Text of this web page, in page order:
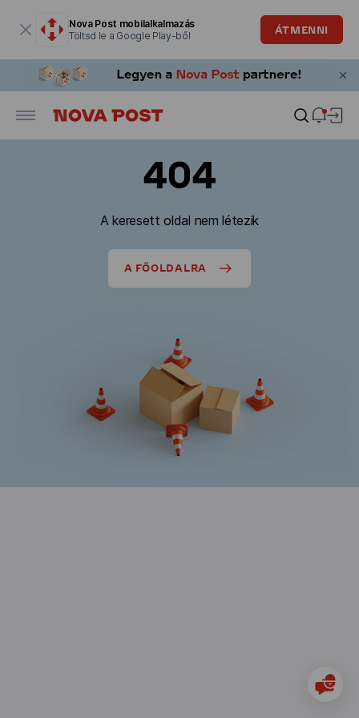
Nova Post mobilalkalmazás
Töltsd le a Google Play-ből
ÁTMENNI
404
A keresett oldal nem létezik
A FŐOLDALRA